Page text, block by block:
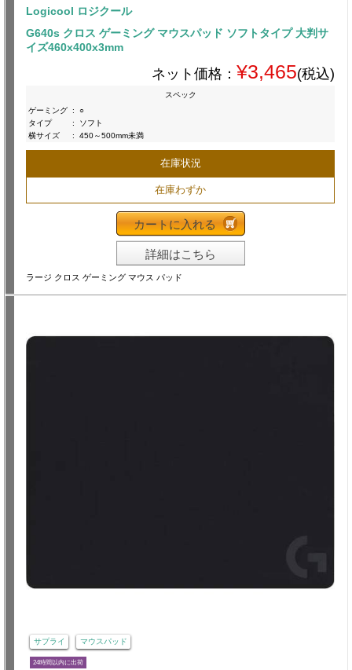
Logicool ロジクール
G640s クロス ゲーミング マウスパッド ソフトタイプ 大判サ
イズ460x400x3mm
ネット価格： ¥3,465(税込)
スペック
ゲーミング :
○
タイプ
:
ソフト
横サイズ
: 450～500mm未満
在庫状況
在庫わずか
カートに入れる
詳細はこちら
ラージ クロス ゲーミング マウス パッド
サプライ マウスパッド
24時間以内に出荷